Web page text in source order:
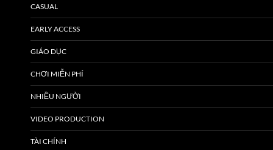
CASUAL
EARLY ACCESS
GIÁO DỤC
CHƠI MIỄN PHÍ
NHIỀU NGƯỜI
VIDEO PRODUCTION
TÀI CHÍNH